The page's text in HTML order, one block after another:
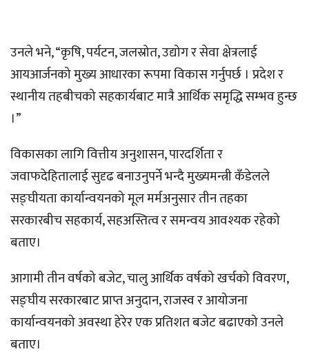
उनले भने, “कृषि, पर्यटन, जलस्रोत, उद्योग र सेवा क्षेत्रलाई
आयआर्जनको मुख्य आधारका रूपमा विकास गर्नुपर्छ । प्रदेश र
स्थानीय तहबीचको सहकार्यबाट मात्रै आर्थिक समृद्धि सम्भव हुन्छ
।”
विकासका लागि वित्तीय अनुशासन, पारदर्शिता र
जवाफदेहितालाई सुदृढ बनाउनुपर्ने भन्दै मुख्यमन्त्री कँडेलले
सङ्घीयता कार्यान्वयनको मूल मर्मअनुसार तीन तहका
सरकारबीच सहकार्य, सहअस्तित्व र समन्वय आवश्यक रहेको
बताए।
आगामी तीन वर्षको बजेट, चालु आर्थिक वर्षको खर्चको विवरण,
सङ्घीय सरकारबाट प्राप्त अनुदान, राजस्व र आयोजना
कार्यान्वयनको अवस्था हेरेर एक प्रतिशत बजेट बढाएको उनले
बताए।